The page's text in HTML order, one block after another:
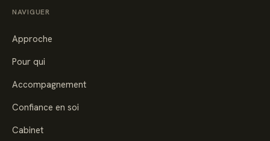
NAVIGUER
Approche
Pour qui
Accompagnement
Confiance en soi
Cabinet